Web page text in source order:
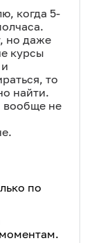
когда 5-
но даже
курсы
то
найти.
вообще не
по